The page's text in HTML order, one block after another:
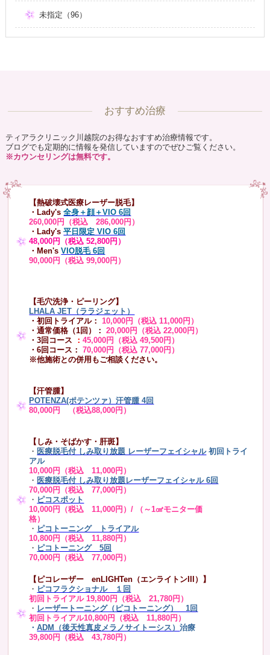
未指定（96）
おすすめ治療
ティアラクリニック川越院のお得なおすすめ治療情報です。
ブログでも定期的に情報を発信していますのでぜひご覧ください。
※カウンセリングは無料です。
【熱破壊式医療レーザー脱毛】
・Lady's 全身＋顔＋VIO 6回
260,000円（税込 286,000円）
・Lady's平日限定 VIO 6回
48,000円（税込 52,800円）
・Men's VIO脱毛 6回
90,000円（税込 99,000円）
【毛穴洗浄・ピーリング】
LHALA JET（ララジェット）
・初回トライアル： 10,000円（税込 11,000円）
・通常価格（1回）：
20,000円（税込 22,000円）
・3回コース ：45,000円（税込 49,500円）
・6回コース：
70,000円（税込 77,000円）
※他施術との併用もご相談ください。
【汗管腫】
POTENZA(ポテンツァ）汗管腫 4回
80,000円 （税込88,000円）
【しみ・そばかす・肝斑】
・ 医療脱毛付 しみ取り放題 レーザーフェイシャル 初回トライ
アル
10,000円（税込 11,000円）
・ 医療脱毛付 しみ取り放題レーザーフェイシャル 6回
70,000円（税込 77,000円）
・ ピコスポット
10,000円（税込 11,000円）/ （～1㎠モニター価
格）
・ ピコトーニング トライアル
10,800円（税込 11,880円）
・ ピコトーニング 5回
70,000円（税込 77,000円）
【ピコレーザー enLIGHTen（エンライトンIII）】
・ ピコフラクショナル １回
初回トライアル 19,800円（税込 21,780円）
・ レーザートーニング（ピコトーニング） 1回
初回トライアル10,800円（税込 11,880円）
・ADM（後天性真皮メラノサイトーシス）治療
39,800円（税込 43,780円）